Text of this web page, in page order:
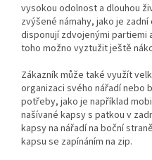
vysokou odolnost a dlouhou
zvýšené námahy, jako je
disponují zdvojenými partiemi
toho možno vyztužit ještě
Zákazník může také využít
organizaci svého nářadí nebo
potřeby, jako je například
našívané kapsy s patkou v
kapsy na nářadí na boční
kapsu se zapínáním na zip.